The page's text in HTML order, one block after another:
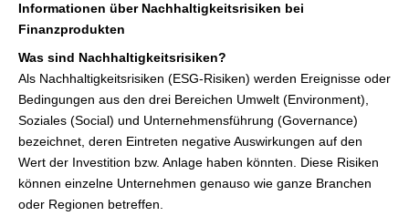
Informationen über Nachhaltigkeitsrisiken bei
Finanzprodukten
Was sind Nachhaltigkeitsrisiken?
Als Nachhaltigkeitsrisiken (ESG-Risiken) werden Ereignisse oder
Bedingungen aus den drei Bereichen Umwelt (Environment),
Soziales (Social) und Unternehmensführung (Governance)
bezeichnet, deren Eintreten negative Auswirkungen auf den
Wert der Investition bzw. Anlage haben könnten. Diese Risiken
können einzelne Unternehmen genauso wie ganze Branchen
oder Regionen betreffen.